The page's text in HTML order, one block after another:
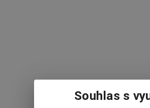
Souhlas s